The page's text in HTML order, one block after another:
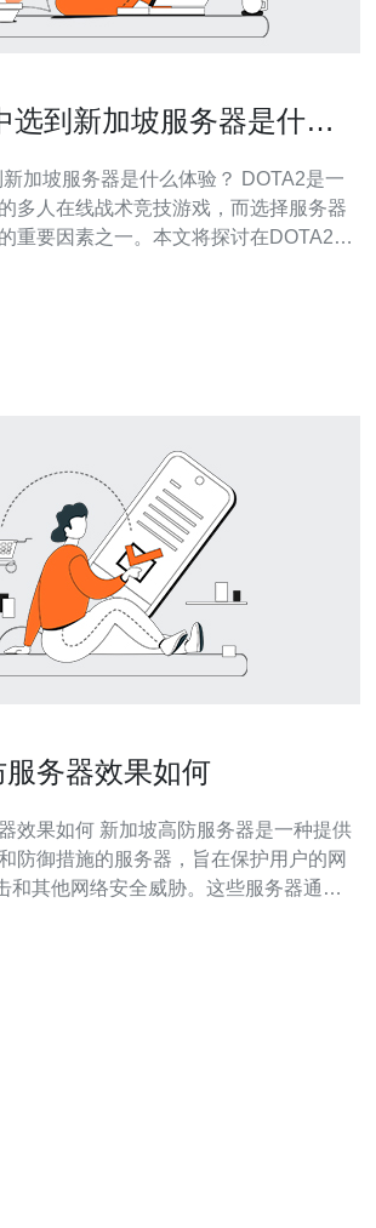
选到新加坡服务器是什么
服务器是什么体验？ DOTA2是一
多人在线战术竞技游戏，而选择服务器
重要因素之一。本文将探讨在DOTA2中
络连接速度，吸引了许多玩家选择在这
务器效果如何
防服务器是一种提供
防御措施的服务器，旨在保护用户的网
和其他网络安全威胁。这些服务器通常
性能通常非常